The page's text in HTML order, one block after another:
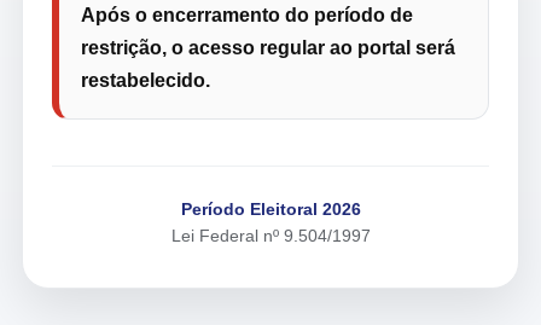
Após o encerramento do período de
restrição, o acesso regular ao portal será
restabelecido.
Período Eleitoral 2026
Lei Federal nº 9.504/1997